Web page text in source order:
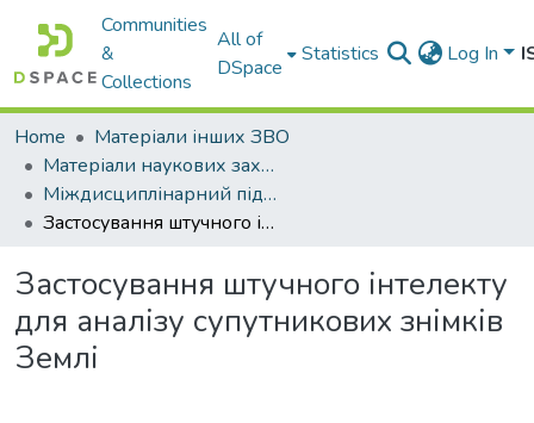
Communities
&
Collections
All of
DSpace
Statistics Log In
Home
Матеріали інших ЗВО
Матеріали наукових заходів Міжнародного університету
Міждисциплінарний підхід до вивчення іноземних мов у контексті розвитку природничих та гуманітарних наук: виклики та перспективи, ІІІ Всеукр. наук.-практ. інтернет-конф. (Міжнародний університет, м. Одеса, 17 листоп. 2025 р.)
Застосування штучного інтелекту для аналізу супутникових знімків Землі
Застосування штучного інтелекту
для аналізу супутникових знімків
Землі